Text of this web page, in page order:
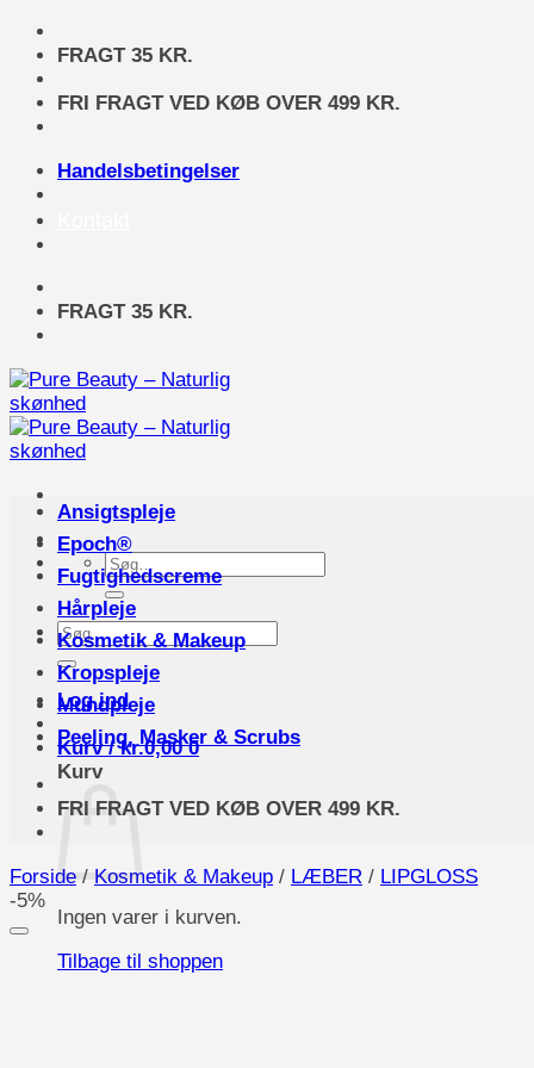
Fortsæt
indhold
FRAGT 35 KR.
FRI FRAGT VED KØB OVER 499 KR.
Handelsbetingelser
FRAGT 35 KR.
Søg
efter:
Søg
efter:
Log ind
Kurv /kr.0,00 0
Kurv
Ingen varer i kurven.
Tilbage til shoppen
Ansigtspleje
Epoch®
Fugtighedscreme
Hårpleje
Kosmetik & Makeup
Kropspleje
Mundpleje
Peeling, Masker & Scrubs
FRI FRAGT VED KØB OVER 499 KR.
Forside / Kosmetik & Makeup / LÆBER / LIPGLOSS
-5%